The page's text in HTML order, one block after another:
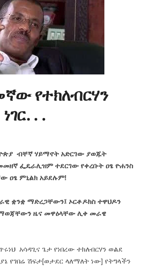
የተክለብርሃን
. .
ብቸኛ ሃይማኖት አድርገው ያወጁት
ፌዴራሊዝም ተደርገው የቀረቡት ዐፄ ዮሐንስ
ዐፄ ምኒልክ አይደሉም!
ቋንቋ ማድረጋቸውን፤ ኦርቶዶክስ ተዋህዶን
ዜና መዋዕላቸው ሊቀ መራዌ
አሳዳጊና ጌታ የነበረው ተክለብርሃን ወልደ
የገበሬ ሽፍታ[ወታደር ላለማለት ነው] የትግላችን